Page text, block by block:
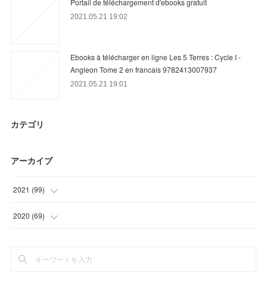
Portail de téléchargement d'ebooks gratuit
2021.05.21 19:02
Ebooks à télécharger en ligne Les 5 Terres : Cycle I -
Angleon Tome 2 en francais 9782413007937
2021.05.21 19:01
カテゴリ
アーカイブ
2021 (99)
(27 )
(
2020 (69)
(